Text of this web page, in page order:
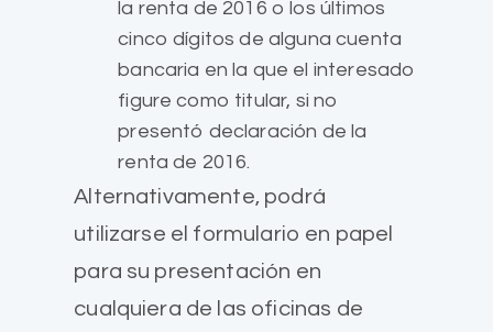
la renta de 2016 o los últimos
cinco dígitos de alguna cuenta
bancaria en la que el interesado
figure como titular, si no
presentó declaración de la
renta de 2016.
Alternativamente, podrá
utilizarse el formulario en papel
para su presentación en
cualquiera de las oficinas de